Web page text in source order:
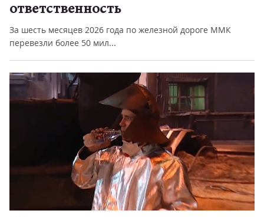
ответственность
За шесть месяцев 2026 года по железной дороге ММК
перевезли более 50 мил...